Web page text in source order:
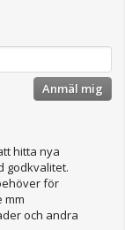
Anmäl mig
hitta nya
godkvalitet.
för
mm
och andra